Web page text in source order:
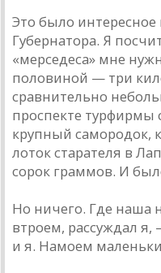
Это было
Губернатора. Я
«мерседеса» мне
половиной — три
сравнительно
проспекте турфирмы
крупный самородок,
лоток старателя в
сорок граммов. И
Но ничего. Где наша
втроем, рассуждал
и я. Намоем